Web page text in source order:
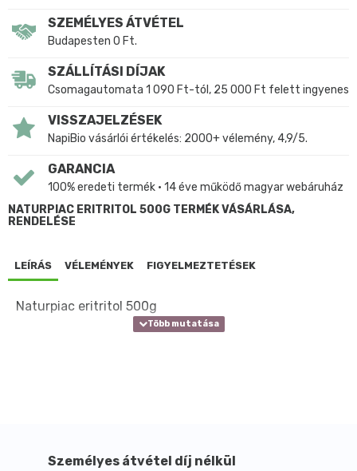
SZEMÉLYES ÁTVÉTEL
Budapesten 0 Ft.
SZÁLLÍTÁSI DÍJAK
Csomagautomata 1 090 Ft-tól, 25 000 Ft felett ingyenes
VISSZAJELZÉSEK
NapiBio vásárlói értékelés: 2000+ vélemény, 4,9/5.
GARANCIA
100% eredeti termék • 14 éve működő magyar webáruház
NATURPIAC ERITRITOL 500G TERMÉK VÁSÁRLÁSA,
RENDELÉSE
LEÍRÁS VÉLEMÉNYEK FIGYELMEZTETÉSEK
Naturpiac eritritol 500g
Személyes átvétel díj nélkül